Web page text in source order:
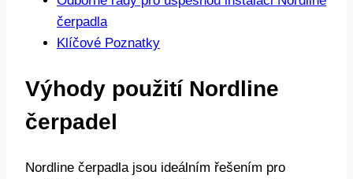
čerpadla
Klíčové Poznatky
Výhody použití Nordline
čerpadel
Nordline čerpadla jsou ideálním řešením pro